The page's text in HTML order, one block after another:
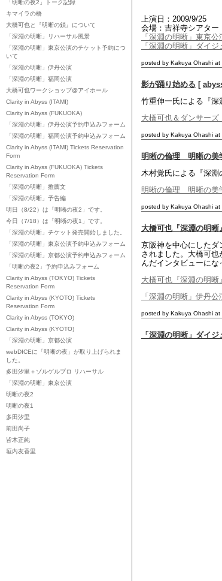
「明晰の夜2」トーク記録
キマイラの橋
大橋可也と『明晰の鎖』について
「深淵の明晰」リハーサル風景
「深淵の明晰」東京公演のチケット予約につ
いて
「深淵の明晰」伊丹公演
「深淵の明晰」福岡公演
大橋可也ワークショップ@アイホール
Clarity in Abyss (ITAMI)
Clarity in Abyss (FUKUOKA)
「深淵の明晰」伊丹公演予約申込みフォーム
「深淵の明晰」福岡公演予約申込みフォーム
Clarity in Abyss (ITAMI) Tickets Reservation
Form
Clarity in Abyss (FUKUOKA) Tickets
Reservation Form
「深淵の明晰」推薦文
「深淵の明晰」予告編
明日（8/22）は「明晰の夜2」です。
今日（7/18）は「明晰の夜1」です。
「深淵の明晰」チケット発売開始しました。
「深淵の明晰」東京公演予約申込みフォーム
「深淵の明晰」京都公演予約申込みフォーム
「明晰の夜2」予約申込みフォーム
Clarity in Abyss (TOKYO) Tickets
Reservation Form
Clarity in Abyss (KYOTO) Tickets
Reservation Form
Clarity in Abyss (TOKYO)
Clarity in Abyss (KYOTO)
「深淵の明晰」京都公演
webDICEに「明晰の夜」が取り上げられま
した。
多田汐里＋ゾルゲルプロ リハーサル
「深淵の明晰」東京公演
明晰の夜2
明晰の夜1
多田汐里
前田尚子
皆木正純
垣内友香里
上演日：2009/9/25
会場：吉祥寺シアター
「深淵の明晰」東京公
「深淵の明晰」ダイジ
posted by Kakuya Ohashi
影が踊り始める [
竹重伸一氏による『
大橋可也＆ダンサー
posted by Kakuya Ohashi
明晰の倫理 明晰の美
木村覚氏による『深
明晰の倫理 明晰の美
posted by Kakuya Ohashi
大橋可也『深淵の明
京阪神を中心にしたダ
されました。大橋可
んだインタビューにな
大橋可也『深淵の明
「深淵の明晰」伊丹公
posted by Kakuya Ohashi
「深淵の明晰」ダイ